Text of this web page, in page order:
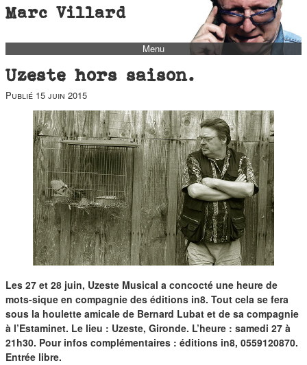
Marc Villard
Menu
bio
filmo
barbès
music
autofiction
interviews
polaroid
famille
blog
short stories
duos
Uzeste hors saison.
Publié 15 juin 2015
Les 27 et 28 juin, Uzeste Musical a concocté une heure de
mots-sique en compagnie des éditions in8. Tout cela se fera
sous la houlette amicale de Bernard Lubat et de sa compagnie
à l’Estaminet. Le lieu : Uzeste, Gironde. L’heure : samedi 27 à
21h30. Pour infos complémentaires : éditions in8, 0559120870.
Entrée libre.